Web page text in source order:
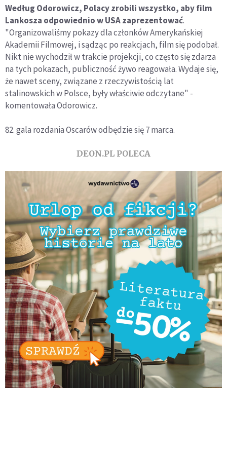
Według Odorowicz, Polacy zrobili wszystko, aby film
Lankosza odpowiednio w USA zaprezentować.
"Organizowaliśmy pokazy dla członków Amerykańskiej
Akademii Filmowej, i sądząc po reakcjach, film się podobał.
Nikt nie wychodził w trakcie projekcji, co często się zdarza
na tych pokazach, publiczność żywo reagowała. Wydaje się,
że nawet sceny, związane z rzeczywistością lat
stalinowskich w Polsce, były właściwie odczytane" -
komentowała Odorowicz.
82. gala rozdania Oscarów odbędzie się 7 marca.
DEON.PL POLECA